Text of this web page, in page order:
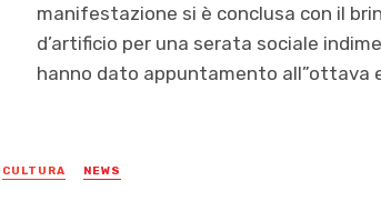
manifestazione si è conclusa con il
d’artificio per una serata sociale
hanno dato appuntamento all”ottava
Posted
in
CULTURA NEWS